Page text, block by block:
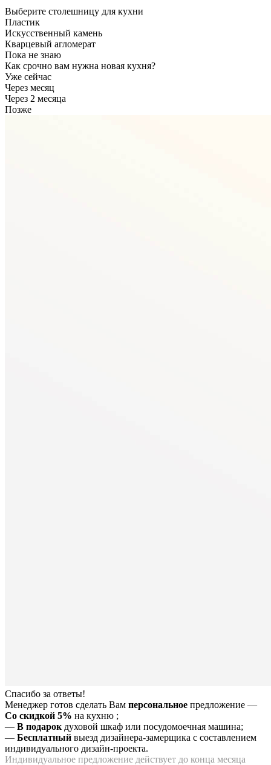
Выберите столешницу для кухни
Пластик
Искусственный камень
Кварцевый агломерат
Пока не знаю
Как срочно вам нужна новая кухня?
Уже сейчас
Через месяц
Через 2 месяца
Позже
Спасибо за ответы!
Менеджер готов сделать Вам персональное предложение —
Со скидкой 5% на кухню ;
— В подарок духовой шкаф или посудомоечная машина;
— Бесплатный выезд дизайнера-замерщика с составлением
индивидуального дизайн-проекта.
Индивидуальное предложение действует до конца месяца